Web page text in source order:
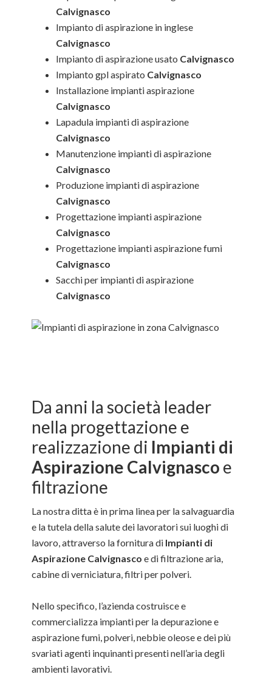
Calvignasco
Impianto di aspirazione in inglese
Calvignasco
Impianto di aspirazione usato Calvignasco
Impianto gpl aspirato Calvignasco
Installazione impianti aspirazione
Calvignasco
Lapadula impianti di aspirazione
Calvignasco
Manutenzione impianti di aspirazione
Calvignasco
Produzione impianti di aspirazione
Calvignasco
Progettazione impianti aspirazione
Calvignasco
Progettazione impianti aspirazione fumi
Calvignasco
Sacchi per impianti di aspirazione
Calvignasco
Da anni la società leader
nella progettazione e
realizzazione di Impianti di
Aspirazione Calvignasco e
filtrazione
La nostra ditta è in prima linea per la salvaguardia
e la tutela della salute dei lavoratori sui luoghi di
lavoro, attraverso la fornitura di Impianti di
Aspirazione Calvignasco e di filtrazione aria,
cabine di verniciatura, filtri per polveri.
Nello specifico, l’azienda costruisce e
commercializza impianti per la depurazione e
aspirazione fumi, polveri, nebbie oleose e dei più
svariati agenti inquinanti presenti nell’aria degli
ambienti lavorativi.